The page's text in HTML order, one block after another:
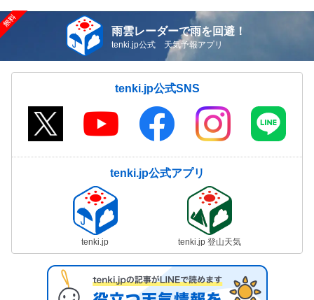
雨雲レーダーで雨を回避！
tenki.jp公式 天気予報アプリ
tenki.jp公式SNS
tenki.jp公式アプリ
tenki.jp tenki.jp 登山天気